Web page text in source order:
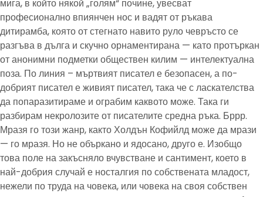
мига, в който някой „голям“ почине, увесват
професионално впиянчен нос и вадят от ръкава
дитирамба, която от стегнато навито руло чевръсто се
разгъва в дълга и скучно орнаментирана — като протъркан
от анонимни подметки обществен килим — интелектуална
поза. По линия – мъртвият писател е безопасен, а по-
добрият писател е живият писател, така че с ласкателства
да попаразитираме и ограбим каквото може. Така ги
разбирам некролозите от писателите средна ръка. Бррр.
Мразя го този жанр, както Холдън Кофийлд може да мрази
— го мразя. Но не объркано и ядосано, друго е. Изобщо
това поле на закъсняло вчувстване и сантимент, което в
най-добрия случай е носталгия по собствената младост,
нежели по труда на човека, или човека на своя собствен